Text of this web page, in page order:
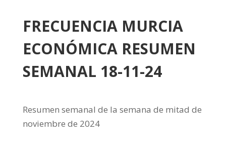
FRECUENCIA MURCIA
ECONÓMICA RESUMEN
SEMANAL 18-11-24
Resumen semanal de la semana de mitad de
noviembre de 2024